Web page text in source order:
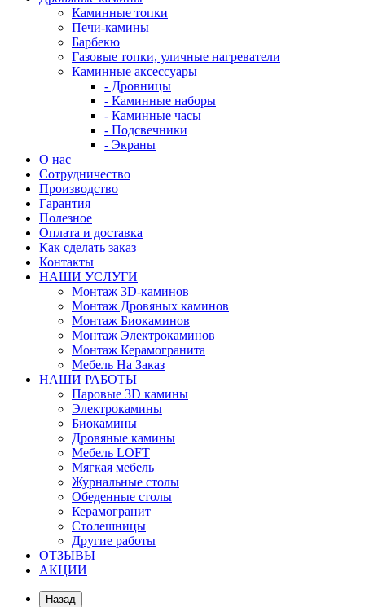
Каминные топки
Печи-камины
Барбекю
Газовые топки, уличные нагреватели
Каминные аксессуары
- Дровницы
- Каминные наборы
- Каминные часы
- Подсвечники
- Экраны
О нас
Сотрудничество
Производство
Гарантия
Полезное
Оплата и доставка
Как сделать заказ
Контакты
НАШИ УСЛУГИ
Монтаж 3D-каминов
Монтаж Дровяных каминов
Монтаж Биокаминов
Монтаж Электрокаминов
Монтаж Керамогранита
Мебель На Заказ
НАШИ РАБОТЫ
Паровые 3D камины
Электрокамины
Биокамины
Дровяные камины
Мебель LOFT
Мягкая мебель
Журнальные столы
Обеденные столы
Керамогранит
Столешницы
Другие работы
ОТЗЫВЫ
АКЦИИ
Назад